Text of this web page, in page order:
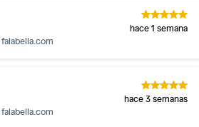
hace 1 semana
falabella.com
hace 3 semanas
falabella.com